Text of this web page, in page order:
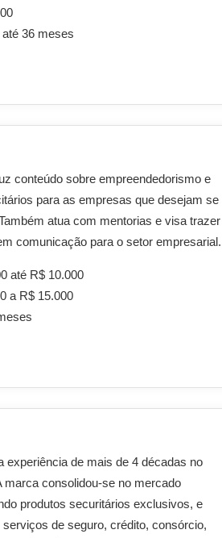
até 36 meses
conteúdo sobre empreendedorismo e
para as empresas que desejam se
atua com mentorias e visa trazer
comunicação para o setor empresarial.
até R$ 10.000
a R$ 15.000
experiência de mais de 4 décadas no
marca consolidou-se no mercado
produtos securitários exclusivos, e
de seguro, crédito, consórcio,